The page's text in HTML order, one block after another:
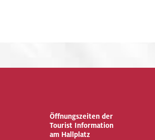
Öffnungszeiten der
Tourist Information
am Hallplatz